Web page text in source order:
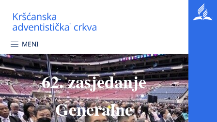
MENI
62. zasjedanje
Generalne